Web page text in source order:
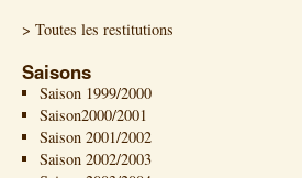
> Toutes les restitutions
Saisons
Saison 1999/2000
Saison2000/2001
Saison 2001/2002
Saison 2002/2003